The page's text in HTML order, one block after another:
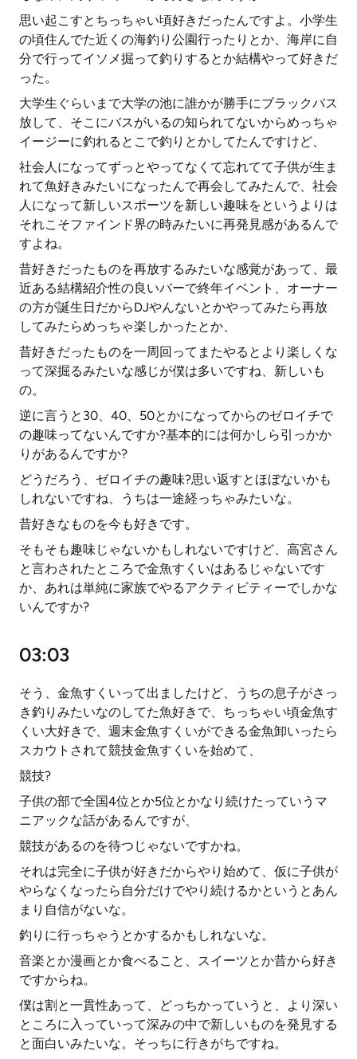
思い起こすとちっちゃい頃好きだったんですよ。小学生
の頃住んでた近くの海釣り公園行ったりとか、海岸に自
分で行ってイソメ掘って釣りするとか結構やって好きだ
った。
大学生ぐらいまで大学の池に誰かが勝手にブラックバス
放して、そこにバスがいるの知られてないからめっちゃ
イージーに釣れるとこで釣りとかしてたんですけど、
社会人になってずっとやってなくて忘れてて子供が生ま
れて魚好きみたいになったんで再会してみたんで、社会
人になって新しいスポーツを新しい趣味をというよりは
それこそファインド界の時みたいに再発見感があるんで
すよね。
昔好きだったものを再放するみたいな感覚があって、最
近ある結構紹介性の良いバーで終年イベント、オーナー
の方が誕生日だからDJやんないとかやってみたら再放
してみたらめっちゃ楽しかったとか、
昔好きだったものを一周回ってまたやるとより楽しくな
って深掘るみたいな感じが僕は多いですね、新しいも
の。
逆に言うと30、40、50とかになってからのゼロイチで
の趣味ってないんですか?基本的には何かしら引っかか
りがあるんですか?
どうだろう、ゼロイチの趣味?思い返すとほぼないかも
しれないですね、うちは一途経っちゃみたいな。
昔好きなものを今も好きです。
そもそも趣味じゃないかもしれないですけど、高宮さん
と言わされたところで金魚すくいはあるじゃないです
か、あれは単純に家族でやるアクティビティーでしかな
いんですか?
03:03
そう、金魚すくいって出ましたけど、うちの息子がさっ
き釣りみたいなのしてた魚好きで、ちっちゃい頃金魚す
くい大好きで、週末金魚すくいができる金魚卸いったら
スカウトされて競技金魚すくいを始めて、
競技?
子供の部で全国4位とか5位とかなり続けたっていうマ
ニアックな話があるんですが、
競技があるのを待つじゃないですかね。
それは完全に子供が好きだからやり始めて、仮に子供が
やらなくなったら自分だけでやり続けるかというとあん
まり自信がないな。
釣りに行っちゃうとかするかもしれないな。
音楽とか漫画とか食べること、スイーツとか昔から好き
ですからね。
僕は割と一貫性あって、どっちかっていうと、より深い
ところに入っていって深みの中で新しいものを発見する
と面白いみたいな。そっちに行きがちですね。